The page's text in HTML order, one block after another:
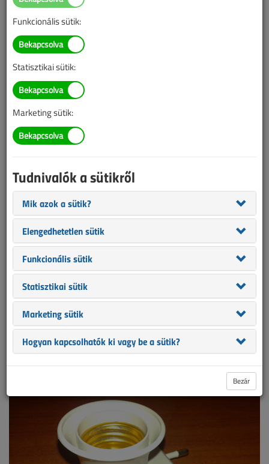
Lantos Tivadar
villamosmérnök
18 344 ||
Lantos Tivadar cikkei
501cikk. Lapozó: 2 3 4 5 6 7
8
9
10 11 utolsó
Funkcionális sütik:
Statisztikai sütik:
Marketing sütik:
Tudnivalók a sütikről
Mik azok a sütik?
Elengedhetetlen sütik
Funkcionális sütik
Statisztikai sütik
Marketing sütik
Hogyan kapcsolhatók ki vagy be a sütik?
Bezár